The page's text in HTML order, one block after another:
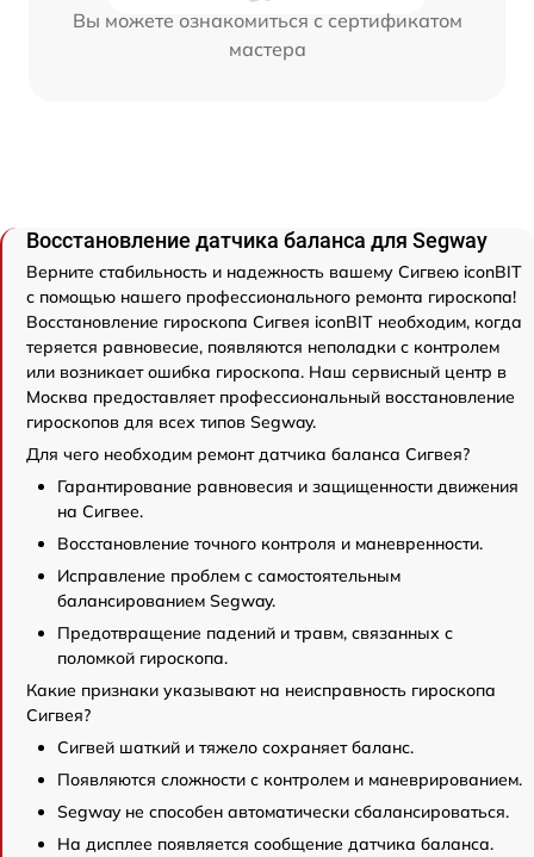
Вы можете ознакомиться с сертификатом
мастера
Восстановление датчика баланса для Segway
Верните стабильность и надежность вашему Сигвею iconBIT
с помощью нашего профессионального ремонта гироскопа!
Восстановление гироскопа Сигвея iconBIT необходим, когда
теряется равновесие, появляются неполадки с контролем
или возникает ошибка гироскопа. Наш сервисный центр в
Москва предоставляет профессиональный восстановление
гироскопов для всех типов Segway.
Для чего необходим ремонт датчика баланса Сигвея?
Гарантирование равновесия и защищенности движения
на Сигвее.
Восстановление точного контроля и маневренности.
Исправление проблем с самостоятельным
балансированием Segway.
Предотвращение падений и травм, связанных с
поломкой гироскопа.
Какие признаки указывают на неисправность гироскопа
Сигвея?
Сигвей шаткий и тяжело сохраняет баланс.
Появляются сложности с контролем и маневрированием.
Segway не способен автоматически сбалансироваться.
На дисплее появляется сообщение датчика баланса.